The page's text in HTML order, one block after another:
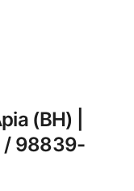
(BH) |
/ 98839-